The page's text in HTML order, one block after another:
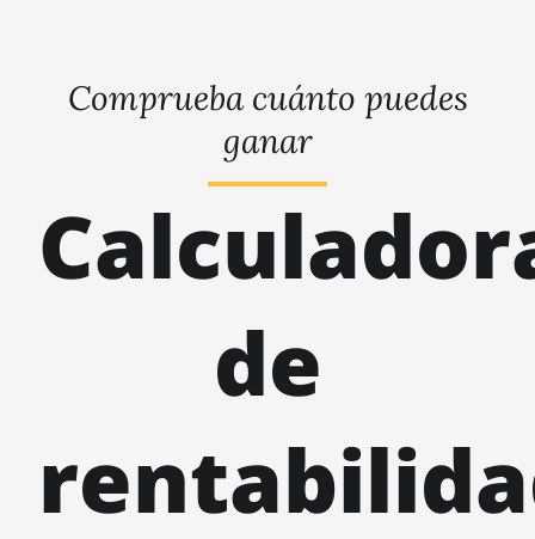
Comprueba cuánto puedes
ganar
de